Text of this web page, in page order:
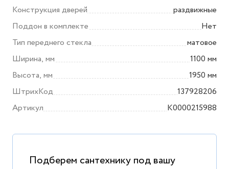
Конструкция дверей
раздвижные
Поддон в комплекте
Нет
Тип переднего стекла
матовое
Ширина, мм
1100 мм
Высота, мм
1950 мм
ШтрихКод
137928206
Артикул
K0000215988
Подберем сантехнику под вашу